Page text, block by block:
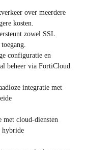
over meerdere
kosten.
zowel SSL
configuratie en
beheer via FortiCloud
integratie met
cloud-diensten
hybride